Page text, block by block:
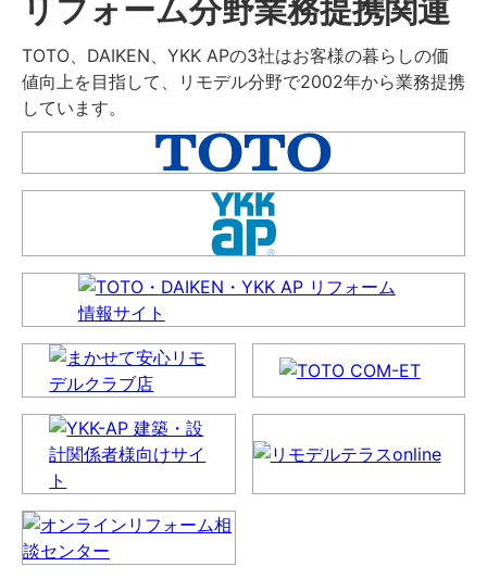
リフォーム分野業務提携関連
TOTO、DAIKEN、YKK APの3社はお客様の暮らしの価
値向上を目指して、リモデル分野で2002年から業務提携
しています。